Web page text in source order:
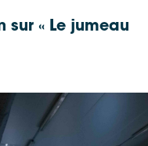
sur « Le jumeau